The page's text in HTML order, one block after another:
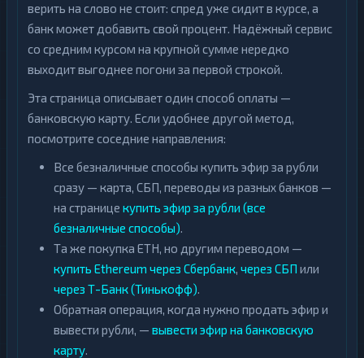
верить на слово не стоит: спред уже сидит в курсе, а
банк может добавить свой процент. Надёжный сервис
со средним курсом на крупной сумме нередко
выходит выгоднее погони за первой строкой.
Эта страница описывает один способ оплаты —
банковскую карту. Если удобнее другой метод,
посмотрите соседние направления:
Все безналичные способы купить эфир за рубли
сразу — карта, СБП, переводы из разных банков —
на странице купить эфир за рубли (все
безналичные способы).
Та же покупка ETH, но другим переводом —
купить Ethereum через Сбербанк, через СБП или
через Т-Банк (Тинькофф).
Обратная операция, когда нужно продать эфир и
вывести рубли, — вывести эфир на банковскую
карту.